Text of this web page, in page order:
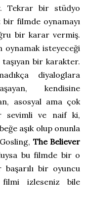
Tekrar bir stüdyo
bir filmde oynamayı
bir karar vermiş.
isteyeceği
taşıyan bir karakter.
diyaloglara
kendisine
asosyal ama çok
sevimli ve naif ki,
aşık olup onunla
The Believer
bu filmde bir o
bir oyuncu
izleseniz bile